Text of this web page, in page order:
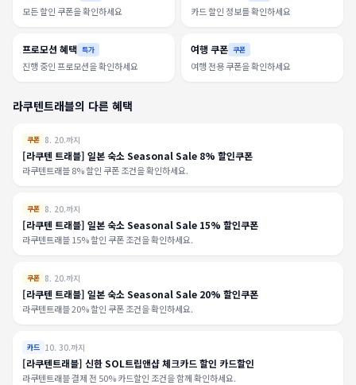
모든 할인 쿠폰을 확인하세요 카드 할인 정보를 확인하세요
프로모션 혜택 특가
진행 중인 프로모션을 확인하세요
여행 쿠폰 쿠폰
여행 전용 쿠폰을 확인하세요
라쿠텐트래블의 다른 혜택
쿠폰 8. 20.까지
[라쿠텐 트래블] 일본 숙소 Seasonal Sale 8% 할인쿠폰
라쿠텐트래블 8% 할인 쿠폰 조건을 확인하세요.
쿠폰 8. 20.까지
[라쿠텐 트래블] 일본 숙소 Seasonal Sale 15% 할인쿠폰
라쿠텐트래블 15% 할인 쿠폰 조건을 확인하세요.
쿠폰 8. 20.까지
[라쿠텐 트래블] 일본 숙소 Seasonal Sale 20% 할인쿠폰
라쿠텐트래블 20% 할인 쿠폰 조건을 확인하세요.
카드 10. 30.까지
[라쿠텐트래블] 신한 SOL트립앤샵 체크카드 할인 카드할인
라쿠텐트래블 결제 전 50% 카드할인 조건을 함께 확인하세요.